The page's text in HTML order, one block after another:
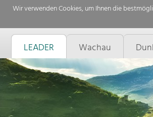
Wir verwenden Cookies, um Ihnen die
LEADER Wachau